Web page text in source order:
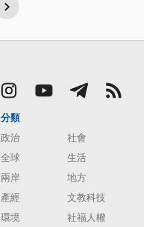
分類
政治
社會
全球
生活
兩岸
地方
產經
文教科技
環境
社福人權